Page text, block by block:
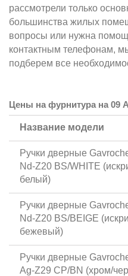
рассмотрели только
большинства жилых
вопросы или нужна
контактным телефонам,
подберем все
Цены на фурнитура на 09
Название модели
Ручки дверные
Nd-Z20 BS/WHITE
белый)
Ручки дверные
Nd-Z20 BS/BEIGE
бежевый)
Ручки дверные
Ag-Z29 CP/BN (хром/